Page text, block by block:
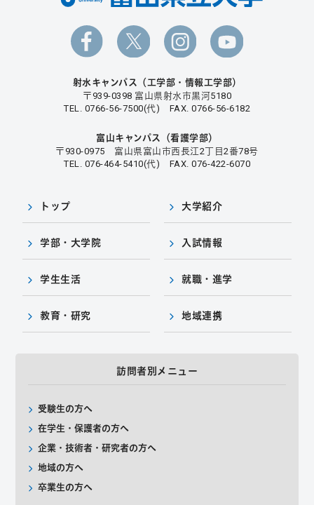
射水キャンパス（工学部・情報工学部）
〒939-0398 富山県射水市黒河5180
TEL. 0766-56-7500(代) FAX. 0766-56-6182
富山キャンパス（看護学部）
〒930-0975 富山県富山市西長江2丁目2番78号
TEL. 076-464-5410(代) FAX. 076-422-6070
トップ 大学紹介
学部・大学院 入試情報
学生生活 就職・進学
教育・研究 地域連携
訪問者別メニュー
受験生の方へ
在学生・保護者の方へ
企業・技術者・研究者の方へ
地域の方へ
卒業生の方へ